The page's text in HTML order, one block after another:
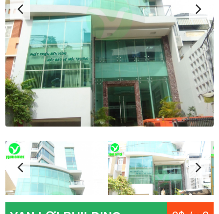
VẠN LỢI BUILDING 9$ /m2
Địa chỉ: Đặng Thai Mai, Phường 7, Quận Phú Nhuận
Kết cấu: 1 Hầm – 1 Trệt – 1 Lửng – 7 Tầng – 2 Thang
máy
Diện tích: 30 – 50 – 100 – 140 m2